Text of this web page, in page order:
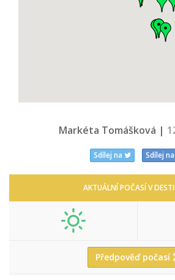
Markéta Tomášková |
Sdílej na Sdílej na
AKTUÁLNÍ POČASÍ V
Předpověď počasí